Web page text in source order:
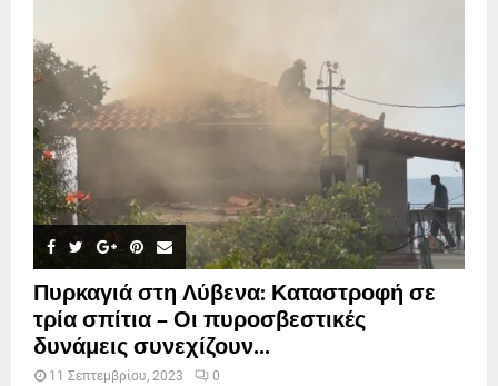
Πυρκαγιά στη Λύβενα: Καταστροφή σε
τρία σπίτια – Οι πυροσβεστικές
δυνάμεις συνεχίζουν...
11 Σεπτεμβρίου, 2023 0